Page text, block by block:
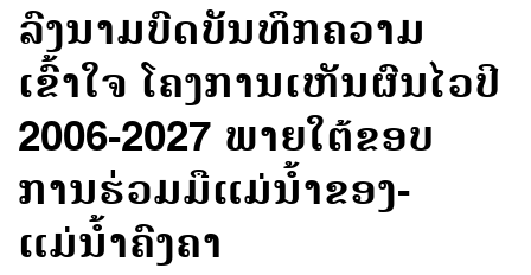
ລົງນາມບົດບັນທຶກຄວາມ
ເຂົ້າໃຈ ໂຄງການເຫັນຜົນໄວປີ
2006-2027 ພາຍໃຕ້ຂອບ
ການຮ່ວມມືແມ່ນໍ້າຂອງ-
ແມ່ນໍ້າຄົງຄາ